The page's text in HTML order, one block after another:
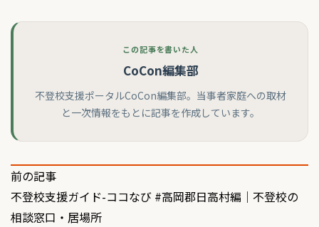
この記事を書いた人
CoCon編集部
不登校支援ポータルCoCon編集部。当事者家庭への取材
と一次情報をもとに記事を作成しています。
投
稿
前の記事
不登校支援ガイド-ココなび #高岡郡日高村編｜不登校の
相談窓口・居場所